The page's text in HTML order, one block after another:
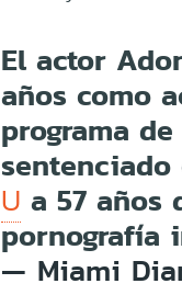
El actor
años como
programa
U a 57 años
pornografía
— Miami